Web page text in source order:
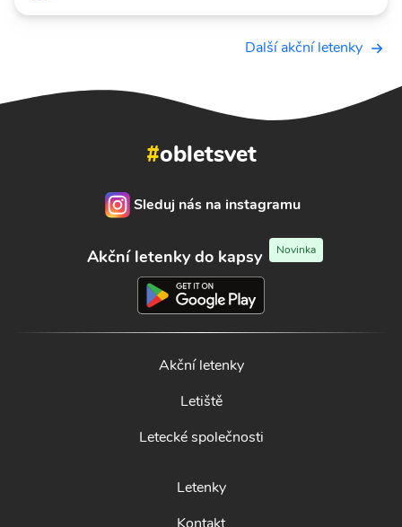
Další akční letenky
#obletsvet
Sleduj nás na instagramu
Akční letenky do kapsy Novinka
Akční letenky
Letiště
Letecké společnosti
Letenky
Kontakt